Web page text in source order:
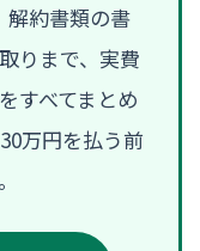
解約書類の書
りまで、実費
すべてまとめ
万円を払う前